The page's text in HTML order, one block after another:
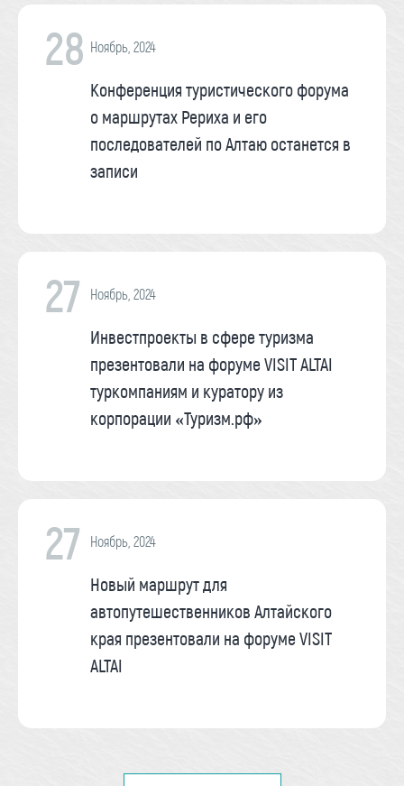
28 Ноябрь, 2024
Конференция туристического форума
о маршрутах Рериха и его
последователей по Алтаю останется в
записи
27 Ноябрь, 2024
Инвестпроекты в сфере туризма
презентовали на форуме VISIT ALTAI
туркомпаниям и куратору из
корпорации «Туризм.рф»
27 Ноябрь, 2024
Новый маршрут для
автопутешественников Алтайского
края презентовали на форуме VISIT
ALTAI